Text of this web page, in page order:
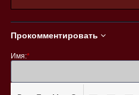
Прокомментировать
Имя:*